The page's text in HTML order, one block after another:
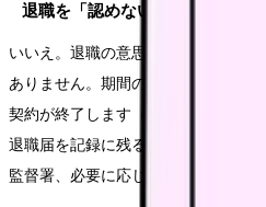
退職を「認めない」と言われた
いいえ。退職の意思表示は労働者の
ありません。期間の定めのない雇用
契約が終了します（民法第627条）。
退職届を記録に残る形で提出し、総
監督署、必要に応じて弁護士に相談